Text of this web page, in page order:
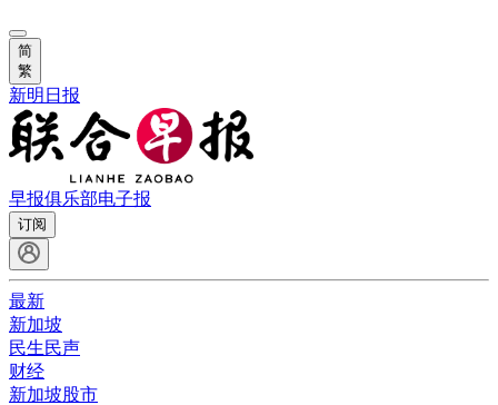
简
繁
新明日报
早报俱乐部电子报
订阅
最新
新加坡
民生民声
财经
新加坡股市